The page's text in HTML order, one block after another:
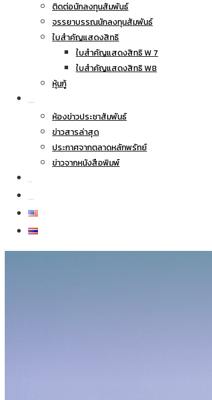
ติดต่อนักลงทุนสัมพันธ์
จรรยาบรรณนักลงทุนสัมพันธ์
ใบสำคัญแสดงสิทธิ
ใบสำคัญแสดงสิทธิ W 7
ใบสำคัญแสดงสิทธิ W8
หุ้นกู้
ห้องข่าวประชาสัมพันธ์
ข่าวสารล่าสุด
ประกาศจากตลาดหลักพรัทย์
ข่าวจากหนังสือพิมพ์